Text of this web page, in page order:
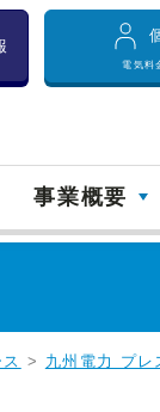
電気料
事業概要
> 九州電力 プレ